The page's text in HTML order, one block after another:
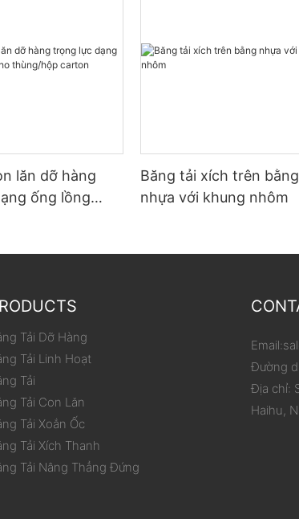
lăn dỡ hàng
ống lồng
Băng tải xích trên bằng
nhựa với khung nhôm
Tải Dỡ Hàng
Tải Linh Hoạt
Tải
Tải Con Lăn
Tải Xoắn Ốc
Tải Xích Thanh
Tải Nâng Thẳng Đứng
Email:
Đường
Địa chỉ:
Haihu,